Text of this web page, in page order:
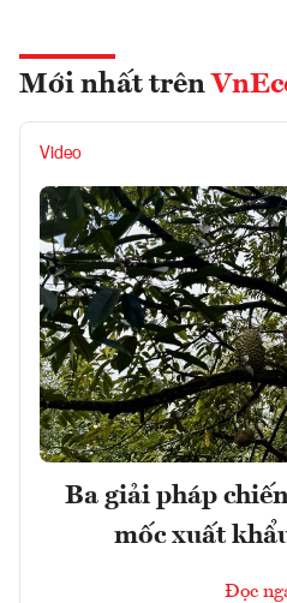
Mới nhất trên
Video
Ba giải pháp
mốc xuất
Đọc